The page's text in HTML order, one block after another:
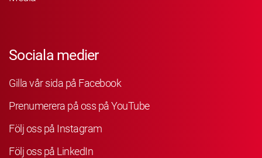
Sociala medier
Gilla vår sida på Facebook
Prenumerera på oss på YouTube
Följ oss på Instagram
Följ oss på LinkedIn